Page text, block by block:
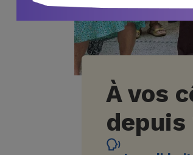
À vos
depuis